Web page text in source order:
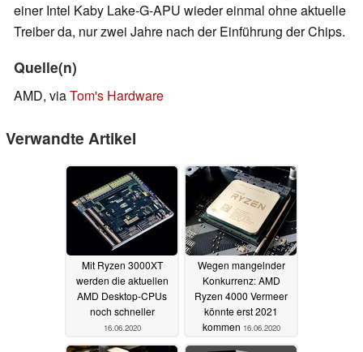
einer Intel Kaby Lake-G-APU wieder einmal ohne aktuelle
Treiber da, nur zwei Jahre nach der Einführung der Chips.
Quelle(n)
AMD, viaTom's Hardware
Verwandte Artikel
Mit Ryzen 3000XT
werden die aktuellen
AMD Desktop-CPUs
noch schneller
16.06.2020
Wegen mangelnder
Konkurrenz: AMD
Ryzen 4000 Vermeer
könnte erst 2021
kommen 16.06.2020